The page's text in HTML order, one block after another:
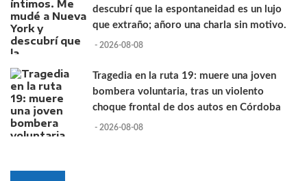
descubrí que la espontaneidad es un lujo
que extraño; añoro una charla sin motivo.
- 2026-08-08
Tragedia en la ruta 19: muere una joven
bombera voluntaria, tras un violento
choque frontal de dos autos en Córdoba
- 2026-08-08